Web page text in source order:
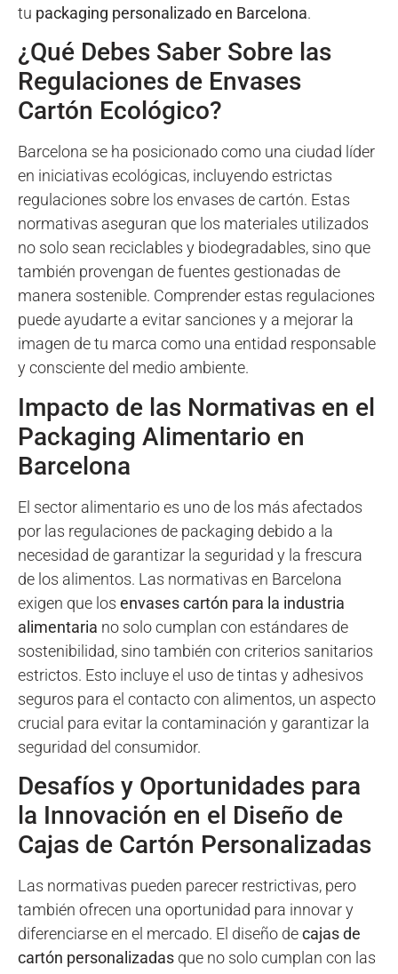
tu packaging personalizado en Barcelona.
¿Qué Debes Saber Sobre las
Regulaciones de Envases
Cartón Ecológico?
Barcelona se ha posicionado como una ciudad líder
en iniciativas ecológicas, incluyendo estrictas
regulaciones sobre los envases de cartón. Estas
normativas aseguran que los materiales utilizados
no solo sean reciclables y biodegradables, sino que
también provengan de fuentes gestionadas de
manera sostenible. Comprender estas regulaciones
puede ayudarte a evitar sanciones y a mejorar la
imagen de tu marca como una entidad responsable
y consciente del medio ambiente.
Impacto de las Normativas en el
Packaging Alimentario en
Barcelona
El sector alimentario es uno de los más afectados
por las regulaciones de packaging debido a la
necesidad de garantizar la seguridad y la frescura
de los alimentos. Las normativas en Barcelona
exigen que los envases cartón para la industria
alimentaria no solo cumplan con estándares de
sostenibilidad, sino también con criterios sanitarios
estrictos. Esto incluye el uso de tintas y adhesivos
seguros para el contacto con alimentos, un aspecto
crucial para evitar la contaminación y garantizar la
seguridad del consumidor.
Desafíos y Oportunidades para
la Innovación en el Diseño de
Cajas de Cartón Personalizadas
Las normativas pueden parecer restrictivas, pero
también ofrecen una oportunidad para innovar y
diferenciarse en el mercado. El diseño decajas de
cartón personalizadas que no solo cumplan con las